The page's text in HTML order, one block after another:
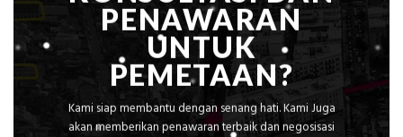
PENAWARAN
UNTUK
PEMETAAN?
Kami siap membantu dengan senang hati. Kami Juga
akan memberikan penawaran terbaik dan negosisasi